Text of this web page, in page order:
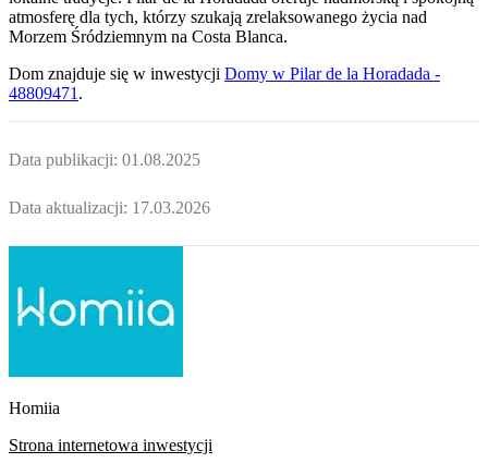
atmosferę dla tych, którzy szukają zrelaksowanego życia nad
Morzem Śródziemnym na Costa Blanca.
Dom znajduje się w inwestycji Domy w Pilar de la Horadada -
48809471.
Data publikacji: 01.08.2025
Data aktualizacji: 17.03.2026
Homiia
Strona internetowa inwestycji